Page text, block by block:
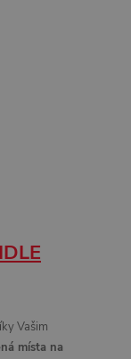
Vašim
místa na